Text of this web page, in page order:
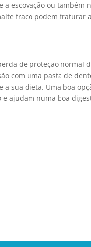
escovação ou também
fraco podem fraturar
de proteção normal
com uma pasta de
sua dieta. Uma boa
ajudam numa boa